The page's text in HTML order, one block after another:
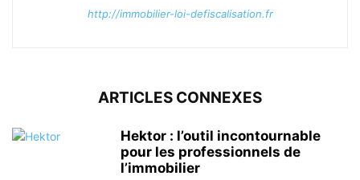
http://immobilier-loi-defiscalisation.fr
ARTICLES CONNEXES
Hektor : l’outil incontournable
pour les professionnels de
l’immobilier